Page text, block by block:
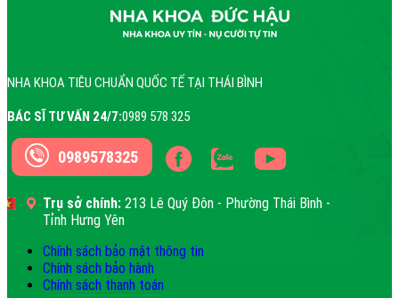
NHA KHOA TIÊU CHUẨN QUỐC TẾ TẠI THÁI BÌNH
BÁC SĨ TƯ VẤN 24/7:0989 578 325
0989578325
Trụ sở chính: 213 Lê Quý Đôn - Phường Thái Bình -
Tỉnh Hưng Yên
Chính sách bảo mật thông tin
Chính sách bảo hành
Chính sách thanh toán